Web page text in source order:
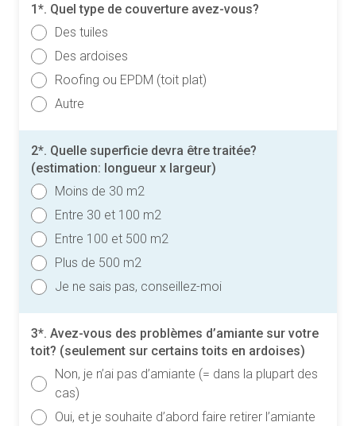
1*. Quel type de couverture avez-vous?
Des tuiles
Des ardoises
Roofing ou EPDM (toit plat)
Autre
2*. Quelle superficie devra être traitée?
(estimation: longueur x largeur)
Moins de 30 m2
Entre 30 et 100 m2
Entre 100 et 500 m2
Plus de 500 m2
Je ne sais pas, conseillez-moi
3*. Avez-vous des problèmes d’amiante sur votre
toit? (seulement sur certains toits en ardoises)
Non, je n’ai pas d’amiante (= dans la plupart des
cas)
Oui, et je souhaite d’abord faire retirer l’amiante